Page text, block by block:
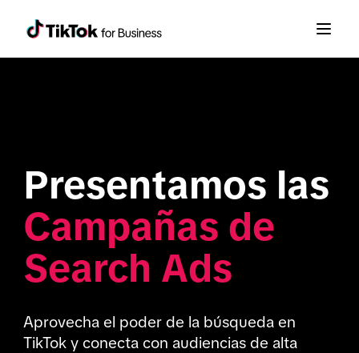
Campañas de
Search Ads
Aprovecha el poder de la búsqueda en
TikTok y conecta con audiencias de alta